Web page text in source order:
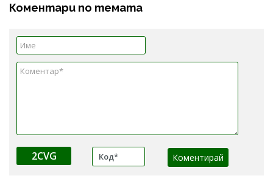
Коментари по темата
2CVG